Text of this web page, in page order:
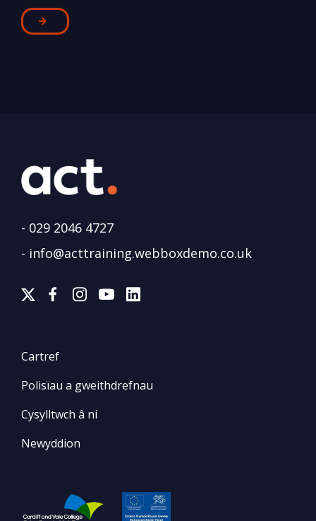
- 029 2046 4727
- info@acttraining.webboxdemo.co.uk
Cartref
Polisïau a gweithdrefnau
Cysylltwch â ni
Newyddion